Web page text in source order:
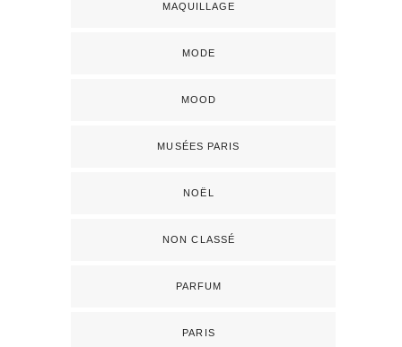
MAQUILLAGE
MODE
MOOD
MUSÉES PARIS
NOËL
NON CLASSÉ
PARFUM
PARIS